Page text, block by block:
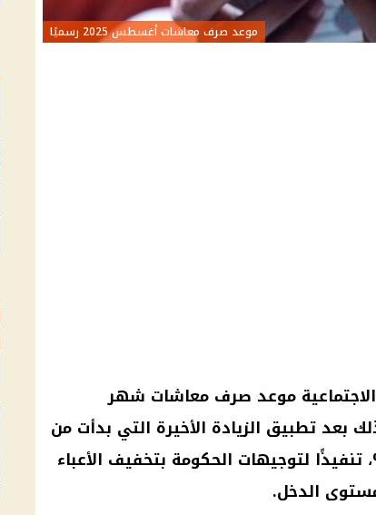
موعد صرف معاشات أغسطس 2025 رسميًا
موعد صرف معاشات شهر
تطبيق الزيادة الأخيرة التي بدأت من
الحكومة بتخفيف الأعباء
الدخل.